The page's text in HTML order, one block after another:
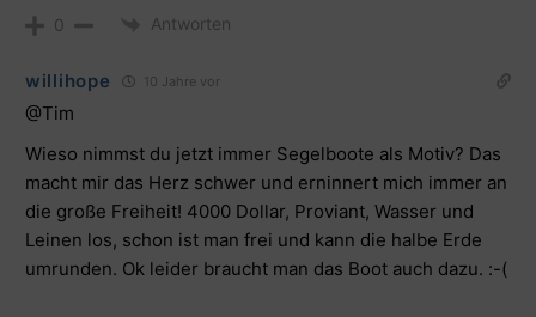
0 Antworten
willihope 10 Jahre vor
@Tim
Wieso nimmst du jetzt immer Segelboote als Motiv? Das
macht mir das Herz schwer und erninnert mich immer an
die große Freiheit! 4000 Dollar, Proviant, Wasser und
Leinen los, schon ist man frei und kann die halbe Erde
umrunden. Ok leider braucht man das Boot auch dazu. :-(